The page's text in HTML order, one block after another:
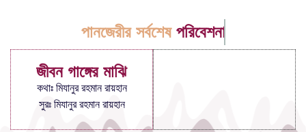
পানজেরীর সর্বশেষ পরিবেশনা
জীবন গাঙ্গের মাঝি
কথাঃ মিযানুর রহমান রায়হান
সুরঃ মিযানুর রহমান রায়হান